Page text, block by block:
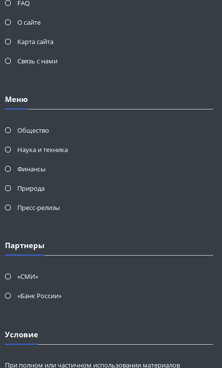
FAQ
О сайте
Карта сайта
Связь с нами
Меню
Общество
Наука и техника
Финансы
Природа
Пресс-релизы
Партнеры
«СМИ»
«Банк России»
Условие
При полном или частичном использовании материалов